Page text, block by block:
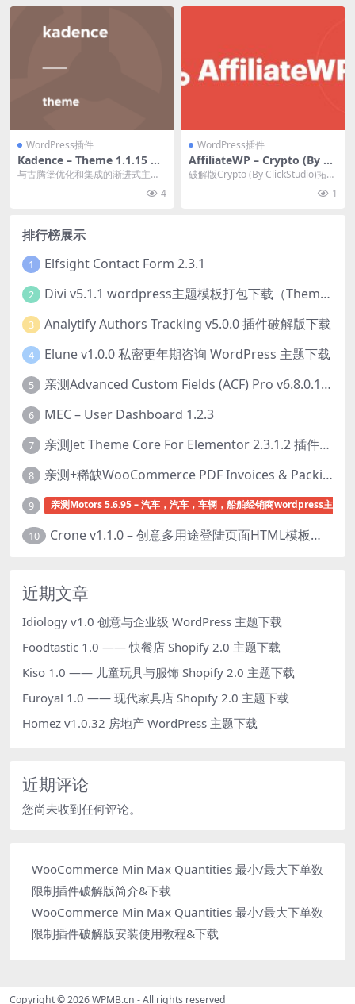
WordPress插件
Kadence – Theme 1.1.15 主
题下载
与古腾堡优化和集成的渐进式主题
4
WordPress插件
AffiliateWP – Crypto (By Cli
ckStudio) v.1.0.14 插件免费
破解版Crypto (By ClickStudio)拓展
1
排行榜展示
1 Elfsight Contact Form 2.3.1
2 Divi v5.1.1 wordpress主题模板打包下载（Theme + Builder+ Extra Theme + Templates + Layouts + PSD）
3 Analytify Authors Tracking v5.0.0 插件破解版下载
4 Elune v1.0.0 私密更年期咨询 WordPress 主题下载
5 亲测Advanced Custom Fields (ACF) Pro v6.8.0.1 + Advanced Custom Fields: Extended PRO v0.9.2.3 | 网站开发自定义字段插件下载
6 MEC – User Dashboard 1.2.3
7 亲测Jet Theme Core For Elementor 2.3.1.2 插件下载
8 亲测+稀缺WooCommerce PDF Invoices & Packing Slips Professional v2.20.0 + Templates v2.25.1 [by WpOverNight] WooCommerce PDF 发票和装箱单插件下载
9 亲测Motors 5.6.95 – 汽车，汽车，车辆，船舶经销商wordpress主题下
10 Crone v1.1.0 – 创意多用途登陆页面HTML模板下载
近期文章
Idiology v1.0 创意与企业级 WordPress 主题下载
Foodtastic 1.0 —— 快餐店 Shopify 2.0 主题下载
Kiso 1.0 —— 儿童玩具与服饰 Shopify 2.0 主题下载
Furoyal 1.0 —— 现代家具店 Shopify 2.0 主题下载
Homez v1.0.32 房地产 WordPress 主题下载
近期评论
您尚未收到任何评论。
WooCommerce Min Max Quantities 最小/最大下单数
限制插件破解版简介&下载
WooCommerce Min Max Quantities 最小/最大下单数
限制插件破解版安装使用教程&下载
Copyright © 2026WPMB.cn - All rights reserved